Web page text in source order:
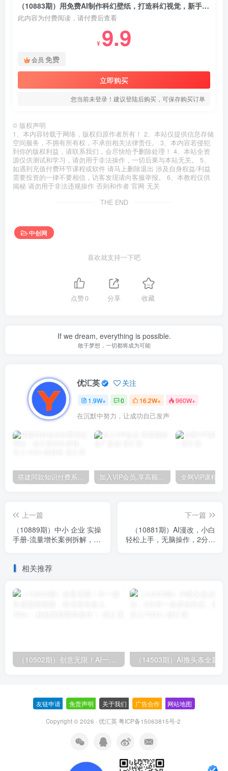
（10883期）用免费AI制作科幻壁纸，打造科幻视觉，新手也能月入过万！
此内容为付费阅读，请付费后查看
¥ 9.9
会员 免费
立即购买
您当前未登录！建议登陆后购买，可保存购买订单
© 版权声明
1、本内容转载于网络，版权归原作者所有！ 2、本站仅提供信息存储
空间服务，不拥有所有权，不承担相关法律责任。 3、本内容若侵犯
到你的版权利益，请联系我们，会尽快给予删除处理！ 4、本站全资
源仅供测试和学习，请勿用于非法操作，一切后果与本站无关。 5、
如遇到充值付费环节课程或软件 请马上删除退出 涉及自身权益/利益
需要投资的一律不要相信，访客发现请向客服举报。 6、本教程仅供
揭秘 请勿用于非法违规操作 否则和作者 官网 无关
THE END
中创网
喜欢就支持一下吧
点赞0 分享 收藏
If we dream, everything is possible.
敢于梦想，一切都将成为可能
优汇英 关注
1.9W+ 0 16.2W+ 960W+
在沉默中努力，让成功自己发声
搭建同款知识付费系统网站，自己做站长挣钱，日入1000+很轻松 加入VIP会员,享高额的推广提成
上一篇
（10889期）中小 企业 实操
手册-流量增长案例拆解，从
下一篇
（10881期）AI漫改，小白
轻松上手，无脑操作，2分钟
相关推荐
（10502期）创意无限！AI一键生成漫画视频，每天轻松收入300+，粘贴复制简单操作！
友链申请 免责声明 关于我们 广告合作 网站地图
Copyright © 2026 · 优汇英粤ICP备15063815号-2